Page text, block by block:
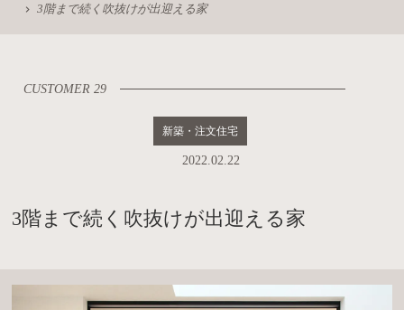
3階まで続く吹抜けが出迎える家
CUSTOMER 29
新築・注文住宅
2022.02.22
3階まで続く吹抜けが出迎える家